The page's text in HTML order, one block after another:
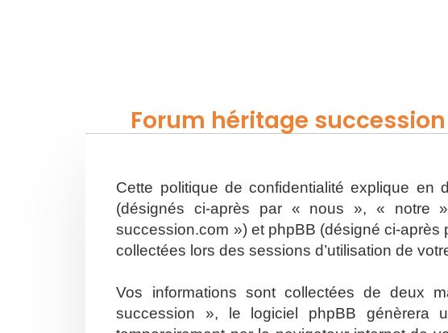
Forum héritage
Cette politique de confidentialité explique en
(désignés ci-après par « nous », « notre
succession.com ») et phpBB (désigné ci-
collectées lors des sessions d’utilisation de
Vos informations sont collectées de deux
succession », le logiciel phpBB génèrera